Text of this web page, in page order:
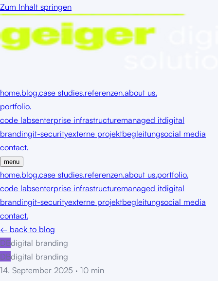
Zum Inhalt springen
home.blog.case studies.referenzen.about us.
portfolio.
code labsenterprise infrastructuremanaged itdigital
brandingit-securityexterne projektbegleitungsocial media
contact.
menu
home.blog.case studies.referenzen.about us.portfolio.
code labsenterprise infrastructuremanaged itdigital
brandingit-securityexterne projektbegleitungsocial media
contact.
← back to blog
DBdigital branding
DBdigital branding
14. September 2025 · 10 min